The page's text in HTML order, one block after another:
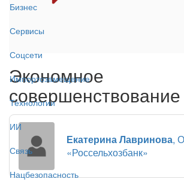
Бизнес
Сервисы
Соцсети
Импортозамещение
Технологии
ИИ
Связь
Нацбезопасность
Экономное
совершенствование
Екатерина Лавринова,
«Россельхозбанк»